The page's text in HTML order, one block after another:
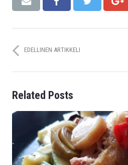
EDELLINEN ARTIKKELI
Related Posts